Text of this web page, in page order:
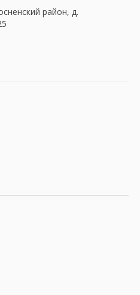
район, д.